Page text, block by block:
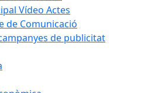
Vídeo Actes
de Comunicació
de publicitat